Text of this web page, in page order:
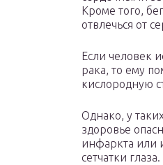
Кроме того,
отвлечься от
Если человек
рака, то ему
кислородную
Однако, у
здоровье
инфаркта или
сетчатки глаза.